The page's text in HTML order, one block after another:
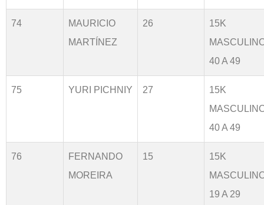
74
MAURICIO
MARTÍNEZ
26
15K
40 A 49
75 YURI PICHNIY 27
15K
40 A 49
76
FERNANDO
MOREIRA
15
15K
19 A 29